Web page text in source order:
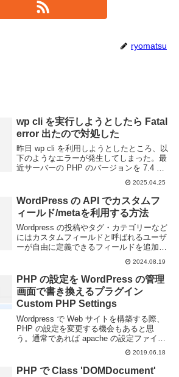
ryomatsu
wp cli を実行しようとしたら Fatal
error 出たので対処した
昨日 wp cli を利用しようとしたところ、以
下のようなエラーが発生してしまった。最
近サーバーの PHP のバージョンを 7.4 か
ら 8.4 にアップグレードしたことが原因だ
ろう。wp cli もアップデートしなければな
らない。wp c...
2025.04.25
WordPress の API でカスタムフ
ィールド/metaを利用する方法
Wordpress の投稿やタグ・カテゴリーなど
にはカスタムフィールドと呼ばれるユーザ
ーが自由に定義できるフィールドを追加す
ることができる。通常は投稿画面やタグ編
集画面などから設定するが、デフォルトで
は REST API で扱うことはできな...
2024.08.19
PHP の設定を WordPress の管理
画面で書き換えるプラグイン
Custom PHP Settings
Wordpress で Web サイトを構築する際、
PHP の設定を変更する機会もあると思
う。通常であれば apache の設定ファイル
や php.ini, .htaccess ファイルを編集して
設定を変更することができる。しかし、設
定を変...
2019.06.18
PHP で Class 'DOMDocument'